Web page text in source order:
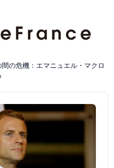
の危機：エマニュエル・マクロ